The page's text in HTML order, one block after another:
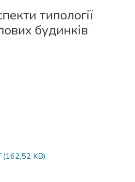
типології
будинків
(162,52 KB)